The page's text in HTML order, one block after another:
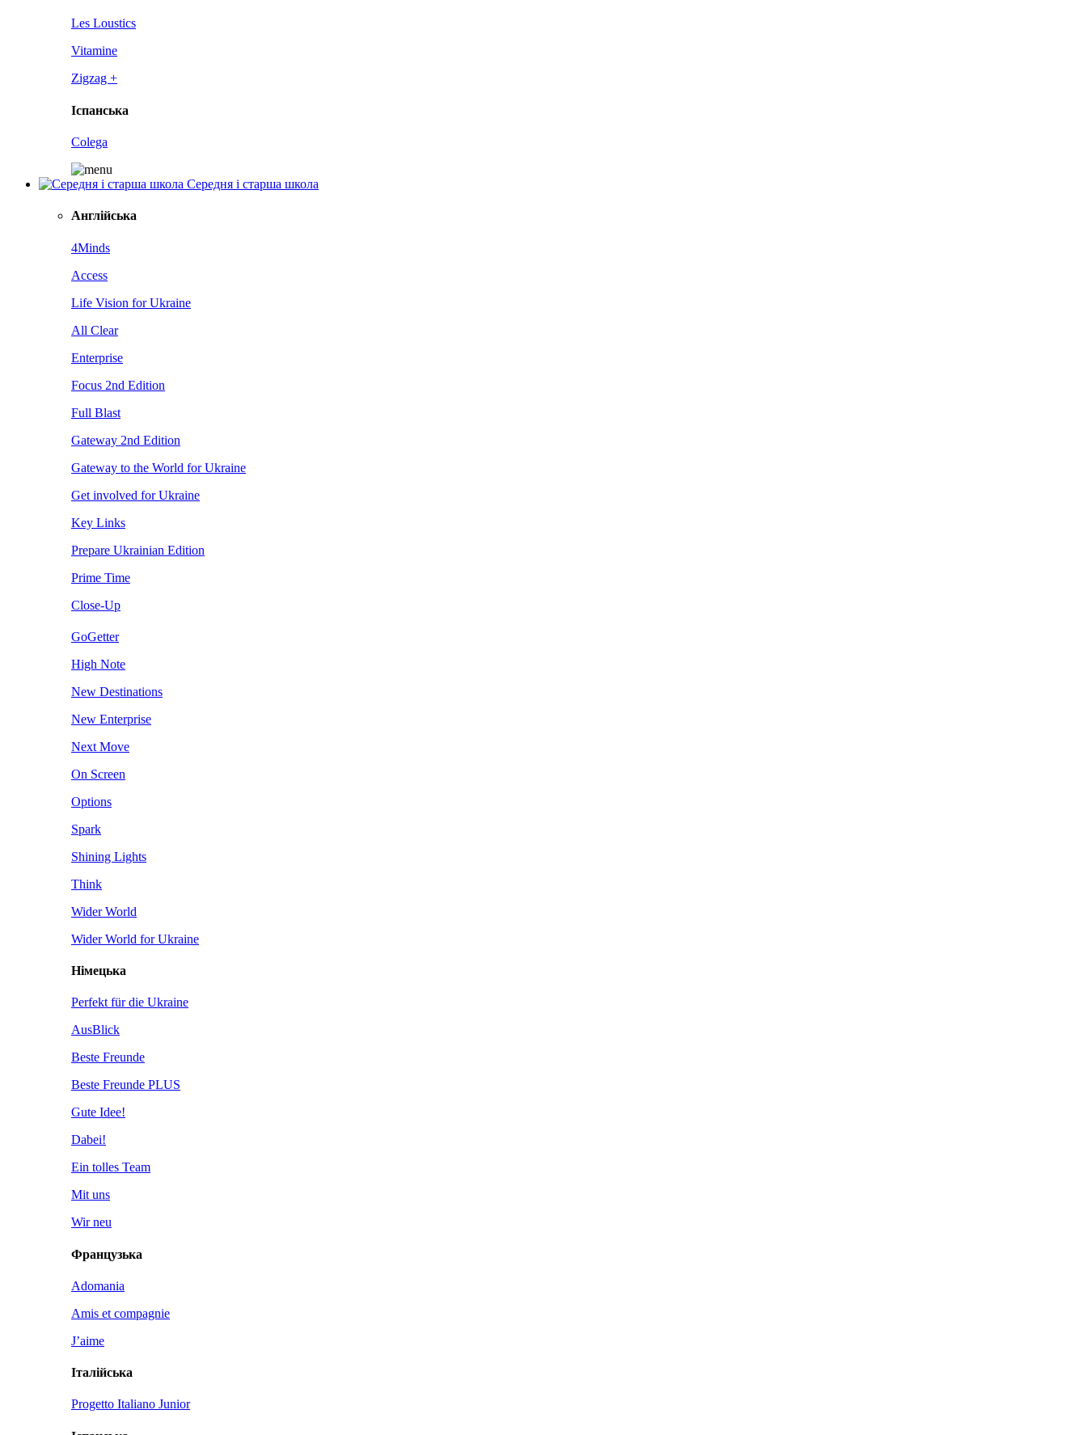
Les Loustics
Vitamine
Zigzag +
Іспанська
Colega
Середня і старша школа
Англійська
4Minds
Access
Life Vision for Ukraine
All Clear
Enterprise
Focus 2nd Edition
Full Blast
Gateway 2nd Edition
Gateway to the World for Ukraine
Get involved for Ukraine
Key Links
Prepare Ukrainian Edition
Prime Time
Close-Up
GoGetter
High Note
New Destinations
New Enterprise
Next Move
On Screen
Options
Spark
Shining Lights
Think
Wider World
Wider World for Ukraine
Німецька
Perfekt für die Ukraine
AusBlick
Beste Freunde
Beste Freunde PLUS
Gute Idee!
Dabei!
Ein tolles Team
Mit uns
Wir neu
Французька
Adomania
Amis et compagnie
J’aime
Італійська
Progetto Italiano Junior